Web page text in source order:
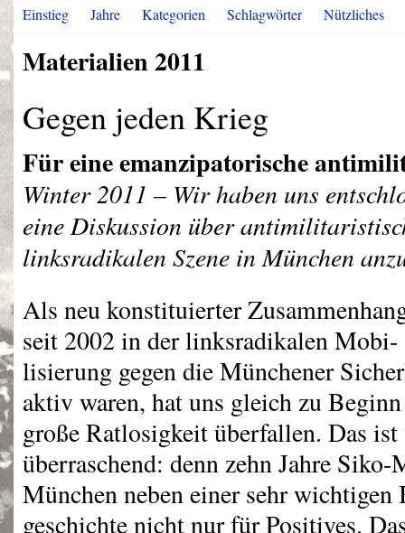
Einstieg Jahre Kategorien Schlagwörter Nützliches
Materialien 2011
Gegen jeden Krieg
Für eine emanzipatorische
Winter 2011 – Wir haben uns
eine Diskussion über
linksradikalen Szene in München
Als neu konstituierter
seit 2002 in der linksradikalen Mobi-
lisierung gegen die Münchener
aktiv waren, hat uns gleich zu
große Ratlosigkeit überfallen. Das
überraschend: denn zehn Jahre
München neben einer sehr wichtigen
geschichte nicht nur für Positives.